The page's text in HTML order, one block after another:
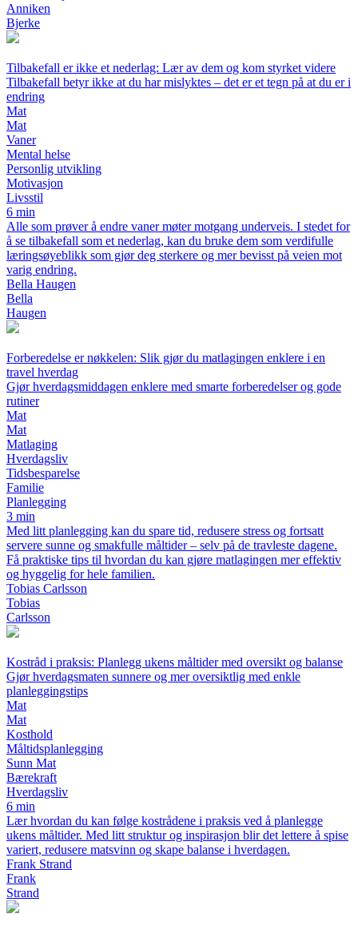
Anniken
Bjerke
Tilbakefall er ikke et nederlag: Lær av dem og kom styrket videre
Tilbakefall betyr ikke at du har mislyktes – det er et tegn på at du er i
endring
Mat
Mat
Vaner
Mental helse
Personlig utvikling
Motivasjon
Livsstil
6 min
Alle som prøver å endre vaner møter motgang underveis. I stedet for
å se tilbakefall som et nederlag, kan du bruke dem som verdifulle
læringsøyeblikk som gjør deg sterkere og mer bevisst på veien mot
varig endring.
Bella Haugen
Bella
Haugen
Forberedelse er nøkkelen: Slik gjør du matlagingen enklere i en
travel hverdag
Gjør hverdagsmiddagen enklere med smarte forberedelser og gode
rutiner
Mat
Mat
Matlaging
Hverdagsliv
Tidsbesparelse
Familie
Planlegging
3 min
Med litt planlegging kan du spare tid, redusere stress og fortsatt
servere sunne og smakfulle måltider – selv på de travleste dagene.
Få praktiske tips til hvordan du kan gjøre matlagingen mer effektiv
og hyggelig for hele familien.
Tobias Carlsson
Tobias
Carlsson
Kostråd i praksis: Planlegg ukens måltider med oversikt og balanse
Gjør hverdagsmaten sunnere og mer oversiktlig med enkle
planleggingstips
Mat
Mat
Kosthold
Måltidsplanlegging
Sunn Mat
Bærekraft
Hverdagsliv
6 min
Lær hvordan du kan følge kostrådene i praksis ved å planlegge
ukens måltider. Med litt struktur og inspirasjon blir det lettere å spise
variert, redusere matsvinn og skape balanse i hverdagen.
Frank Strand
Frank
Strand